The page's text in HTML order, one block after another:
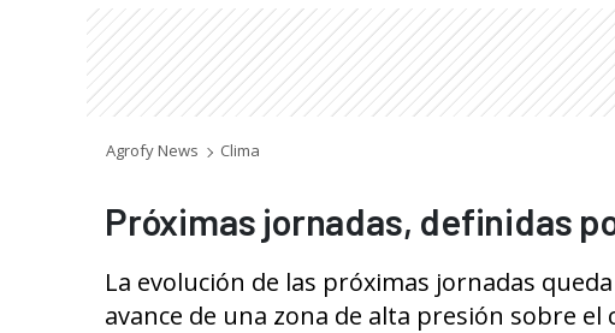
Agrofy News Clima
Próximas jornadas, definidas
La evolución de las próximas jornadas
avance de una zona de alta presión sobre